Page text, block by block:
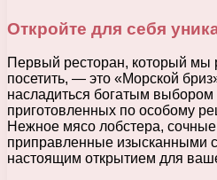
Откройте для себя
Первый ресторан, который мы
посетить, — это «Морской
насладиться богатым
приготовленных по особому
Нежное мясо лобстера,
приправленные изысканными
настоящим открытием для